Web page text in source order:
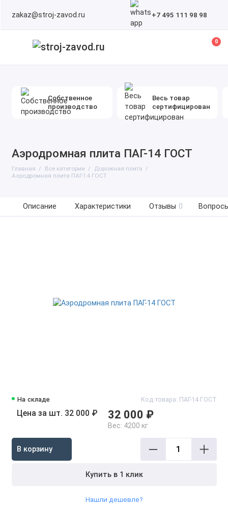
zakaz@stroj-zavod.ru +7 495 111 98 98
0
Собственное
производство
Весь товар
сертифицирован
Аэродромная плита ПАГ-14 ГОСТ
Главная Все категории
Дорожная плита
Аэродромная плита ПАГ-14 ГОСТ
Описание Характеристики Отзывы 0
На складе Код товара: ПАГ-14 ГОСТ
Цена за шт. 32 000 ₽ 32 000 ₽
Вес: 4200 кг
В корзину
Купить в 1 клик
Нашли дешевле?